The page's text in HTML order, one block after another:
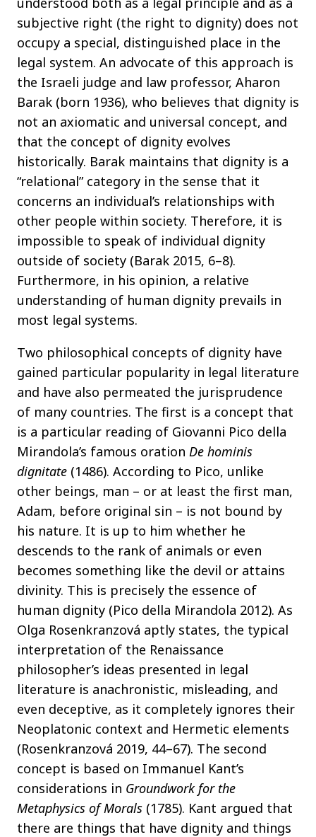
subjective right (the right to dignity) does not
occupy a special, distinguished place in the
legal system. An advocate of this approach is
the Israeli judge and law professor, Aharon
Barak (born 1936), who believes that dignity is
not an axiomatic and universal concept, and
that the concept of dignity evolves
historically. Barak maintains that dignity is a
“relational” category in the sense that it
concerns an individual’s relationships with
other people within society. Therefore, it is
impossible to speak of individual dignity
outside of society (Barak 2015, 6–8).
Furthermore, in his opinion, a relative
understanding of human dignity prevails in
most legal systems.
Two philosophical concepts of dignity have
gained particular popularity in legal literature
and have also permeated the jurisprudence
of many countries. The first is a concept that
is a particular reading of Giovanni Pico della
Mirandola’s famous oration De hominis
dignitate (1486). According to Pico, unlike
other beings, man – or at least the first man,
Adam, before original sin – is not bound by
his nature. It is up to him whether he
descends to the rank of animals or even
becomes something like the devil or attains
divinity. This is precisely the essence of
human dignity (Pico della Mirandola 2012). As
Olga Rosenkranzová aptly states, the typical
interpretation of the Renaissance
philosopher’s ideas presented in legal
literature is anachronistic, misleading, and
even deceptive, as it completely ignores their
Neoplatonic context and Hermetic elements
(Rosenkranzová 2019, 44–67). The second
concept is based on Immanuel Kant’s
considerations in Groundwork for the
Metaphysics of Morals (1785). Kant argued that
there are things that have dignity and things